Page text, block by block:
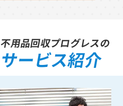
不用品回収プログレスの
サービス紹介